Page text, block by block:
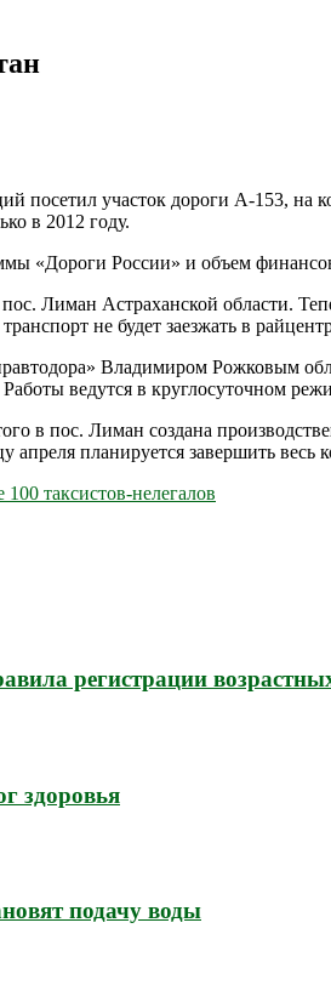
посетил участок дороги А-153, на
в 2012 году.
«Дороги России» и объем
Лиман Астраханской области.
не будет заезжать в
Владимиром Рожковым
ведутся в круглосуточном
в пос. Лиман создана
апреля планируется завершить
таксистов-нелегалов
регистрации
здоровья
подачу воды